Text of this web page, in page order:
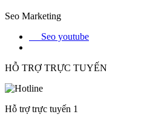
Seo Marketing
Seo youtube
HỖ TRỢ TRỰC TUYẾN
Hỗ trợ trực tuyến 1